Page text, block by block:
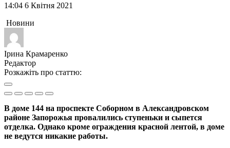
14:04 6 Квітня 2021
Новини
Ірина Крамаренко
Редактор
Розкажіть про статтю:
В доме 144 на проспекте Соборном в Александровском
районе Запорожья провалились ступеньки и сыпется
отделка. Однако кроме ограждения красной лентой, в доме
не ведутся никакие работы.